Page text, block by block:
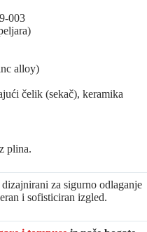
003
alloy)
čelik (sekač), keramika
plina.
za sigurno odlaganje
i sofisticiran izgled.